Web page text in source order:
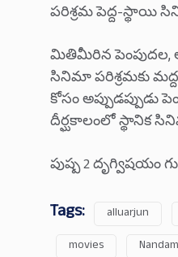
పరిశ్రమ పెద్ద-స్థాయి
మితిమీరిన పెంపుదల,
సినిమా పరిశ్రమకు
కోసం అప్పుడప్పుడు
దీర్ఘకాలంలో స్థానిక
పుష్ప 2 దృగ్విషయం
Tags: alluarjun
movies